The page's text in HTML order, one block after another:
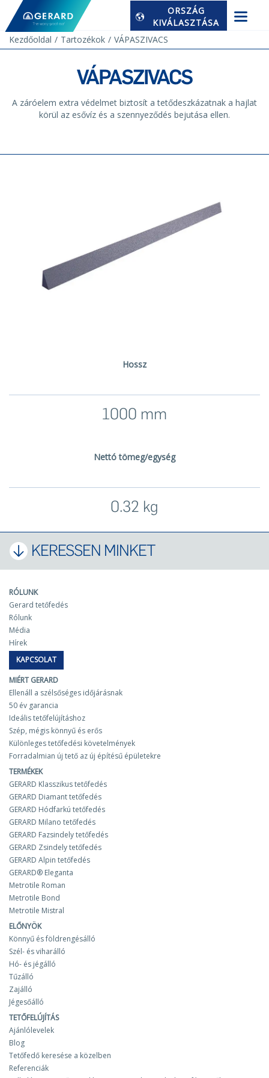
ORSZÁG
KIVÁLASZTÁSA
Kezdőoldal
Tartozékok VÁPASZIVACS
VÁPASZIVACS
A záróelem extra védelmet biztosít a tetődeszkázatnak a hajlat
körül az esővíz és a szennyeződés bejutása ellen.
Hossz
1000 mm
Nettó tömeg/egység
0.32 kg
KERESSEN MINKET
RÓLUNK
Gerard tetőfedés
Rólunk
Média
Hírek
KAPCSOLAT
MIÉRT GERARD
Ellenáll a szélsőséges időjárásnak
50 év garancia
Ideális tetőfelújításhoz
Szép, mégis könnyű és erős
Különleges tetőfedési követelmények
Forradalmian új tető az új építésű épületekre
TERMÉKEK
GERARD Klasszikus tetőfedés
GERARD Diamant tetőfedés
GERARD Hódfarkú tetőfedés
GERARD Milano tetőfedés
GERARD Fazsindely tetőfedés
GERARD Zsindely tetőfedés
GERARD Alpin tetőfedés
GERARD® Eleganta
Metrotile Roman
Metrotile Bond
Metrotile Mistral
ELŐNYÖK
Könnyű és földrengésálló
Szél- és viharálló
Hó- és jégálló
Tűzálló
Zajálló
Jégesőálló
TETŐFELÚJÍTÁS
Ajánlólevelek
Blog
Tetőfedő keresése a közelben
Referenciák